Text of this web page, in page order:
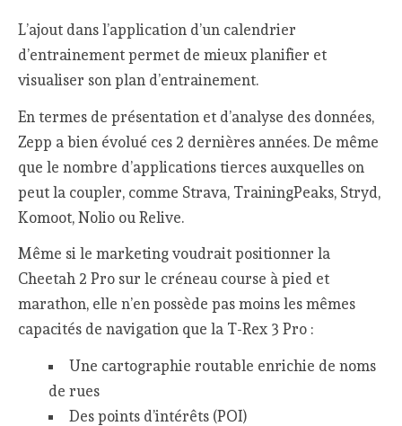
L’ajout dans l’application d’un calendrier
d’entrainement permet de mieux planifier et
visualiser son plan d’entrainement.
En termes de présentation et d’analyse des données,
Zepp a bien évolué ces 2 dernières années. De même
que le nombre d’applications tierces auxquelles on
peut la coupler, comme Strava, TrainingPeaks, Stryd,
Komoot, Nolio ou Relive.
Même si le marketing voudrait positionner la
Cheetah 2 Pro sur le créneau course à pied et
marathon, elle n’en possède pas moins les mêmes
capacités de navigation que la T-Rex 3 Pro :
Une cartographie routable enrichie de noms
de rues
Des points d’intérêts (POI)